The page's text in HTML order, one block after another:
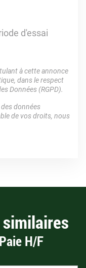
d'essai
à cette annonce
dans le respect
Données (RGPD).
données
de vos droits, nous
similaires
H/F